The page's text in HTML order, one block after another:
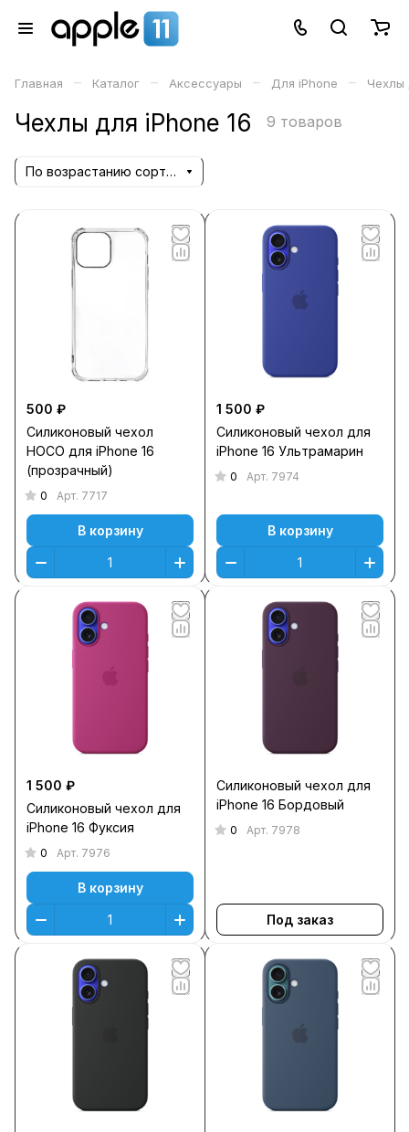
Главная – Каталог – Аксессуары – Для iPhone – Чехлы
Чехлы для iPhone 16 9 товаров
По возрастанию сортировки
500 ₽
Силиконовый чехол
HOCO для iPhone 16
(прозрачный)
0 Арт. 7717
В корзину
1 500 ₽
Силиконовый чехол для
iPhone 16 Ультрамарин
0 Арт. 7974
В корзину
1 500 ₽
Силиконовый чехол для
iPhone 16 Фуксия
0 Арт. 7976
В корзину
Силиконовый чехол для
iPhone 16 Бордовый
0 Арт. 7978
Под заказ